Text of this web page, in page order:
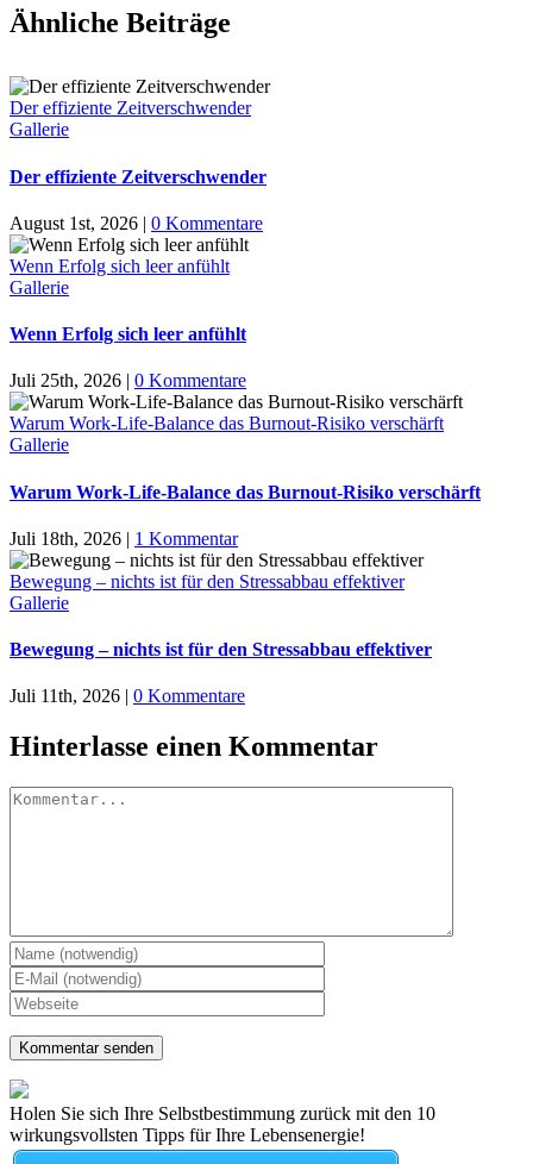
Ähnliche Beiträge
Der effiziente Zeitverschwender
Gallerie
Der effiziente Zeitverschwender
August 1st, 2026 | 0 Kommentare
Wenn Erfolg sich leer anfühlt
Gallerie
Wenn Erfolg sich leer anfühlt
Juli 25th, 2026 | 0 Kommentare
Warum Work-Life-Balance das Burnout-Risiko verschärft
Gallerie
Warum Work-Life-Balance das Burnout-Risiko verschärft
Juli 18th, 2026 | 1 Kommentar
Bewegung – nichts ist für den Stressabbau effektiver
Gallerie
Bewegung – nichts ist für den Stressabbau effektiver
Juli 11th, 2026 | 0 Kommentare
Hinterlasse einen Kommentar
Kommentar
Holen Sie sich Ihre Selbstbestimmung zurück mit den 10
wirkungsvollsten Tipps für Ihre Lebensenergie!